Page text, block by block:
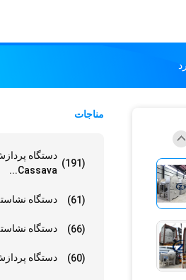
مناجات
دستگاه
Cassava...
(191)
دستگاه نشاسته (61)
دستگاه (66)
دستگاه (60)